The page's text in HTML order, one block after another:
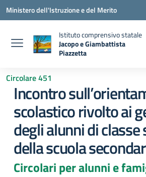
Vai ai contenuti
Vai al menu di navigazione
Vai al footer
Ministero dell'Istruzione e del Merito
Istituto comprensivo statale
Jacopo e Giambattista
Piazzetta
Circolare 451
Incontro
scolastico rivolto ai
degli alunni di classe
della scuola
Circolari per alunni e